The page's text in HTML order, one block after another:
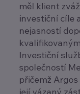
měl klient
investiční cíle
nejasností
Investiční
společností
přičemž